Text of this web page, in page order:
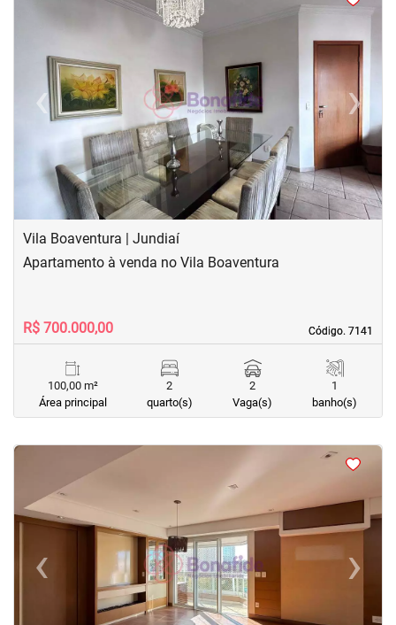
‹
Previous ›Next
Vila Boaventura | Jundiaí
Código. 7141
Código. 7141
Apartamento à venda no Vila Boaventura
R$ 700.000,00
100,00 m²
Área principal
2
quarto(s)
2
Vaga(s)
1
banho(s)
<
‹Previous ›
Next